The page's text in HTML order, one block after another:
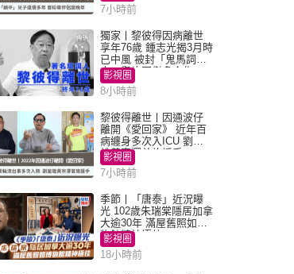
7小時前
獨家丨黎彼得因病離世
享年76歲 鍾志光揭3月時
已中風 被封「鬼馬詞
人」與許冠傑多合作
影視圈
8小時前
黎彼得離世丨因通波仔
離開《愛回家》 近年百
病纏身多次入ICU 劉鑾
雄黃宗澤曾施援手
影視圈
7小時前
季節丨「唐泰」近況曝
光 102歲朱瑞棠隱居加拿
大逾30年 滿屋舊照如博
物館精神極佳
影視圈
18小時前